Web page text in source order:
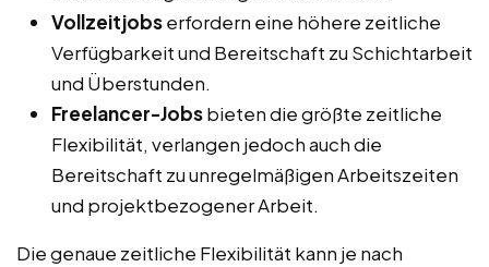
Vollzeitjobserfordern eine höhere zeitliche
Verfügbarkeit und Bereitschaft zu Schichtarbeit
und Überstunden.
Freelancer-Jobsbieten die größte zeitliche
Flexibilität, verlangen jedoch auch die
Bereitschaft zu unregelmäßigen Arbeitszeiten
und projektbezogener Arbeit.
Die genaue zeitliche Flexibilität kann je nach